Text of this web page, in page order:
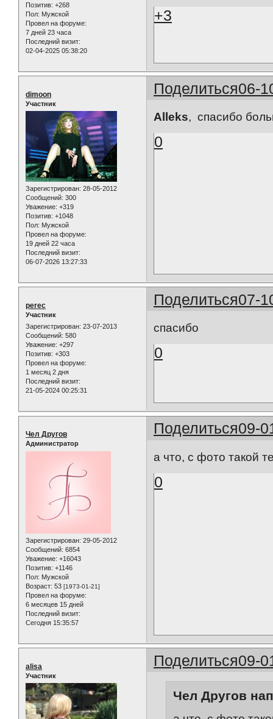
Позитив: +268
Пол: Мужской
Провел на форуме:
7 дней 23 часа
Последний визит:
02-04-2025 05:38:20
+3
Поделиться06-
dimoon
Участник
Зарегистрирован: 28-05-2012
Сообщений: 300
Уважение: +319
Позитив: +1048
Пол: Мужской
Провел на форуме:
19 дней 22 часа
Последний визит:
06-07-2026 13:27:33
Alleks, спасибо
0
Поделиться07-
perec
Участник
Зарегистрирован: 23-07-2013
Сообщений: 580
Уважение: +297
Позитив: +303
Провел на форуме:
1 месяц 2 дня
Последний визит:
21-05-2024 00:25:31
спасибо
0
Поделиться09-
Чел Другов
Администратор
Зарегистрирован: 29-05-2012
Сообщений: 6854
Уважение: +16043
Позитив: +1146
Пол: Мужской
Возраст: 53 [1973-01-21]
Провел на форуме:
6 месяцев 15 дней
Последний визит:
Сегодня 15:35:57
а что, с фото такой
0
Поделиться09-
alisa
Участник
Чел Другов